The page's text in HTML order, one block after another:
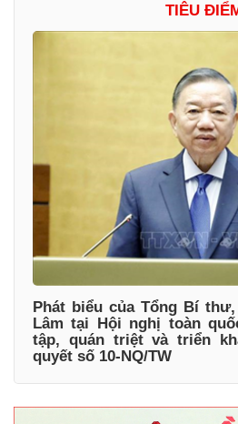
TIÊU
Phát biểu của Tổng Bí
Lâm tại Hội nghị toàn
tập, quán triệt và triển
quyết số 10-NQ/TW